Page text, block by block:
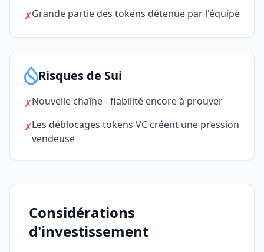
✗Grande partie des tokens détenue par l'équipe
Risques de Sui
✗Nouvelle chaîne - fiabilité encore à prouver
✗Les déblocages tokens VC créent une pression
vendeuse
Considérations
d'investissement